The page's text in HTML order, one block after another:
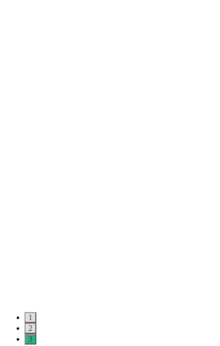
1
2
3